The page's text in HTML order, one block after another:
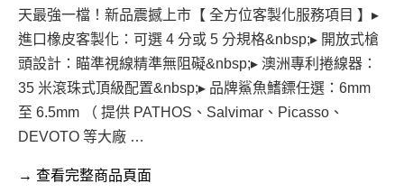
天最強一檔！新品震撼上市【 全方位客製化服務項目 】▸
進口橡皮客製化：可選 4 分或 5 分規格&nbsp;▸ 開放式槍
頭設計：瞄準視線精準無阻礙&nbsp;▸ 澳洲專利捲線器：
35 米滾珠式頂級配置&nbsp;▸ 品牌鯊魚鰭鏢任選：6mm
至 6.5mm （ 提供 PATHOS、Salvimar、Picasso、
DEVOTO 等大廠 …
→ 查看完整商品頁面